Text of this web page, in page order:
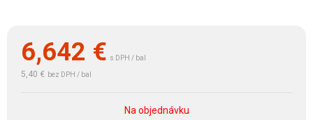
6,642 € s DPH / bal
5,40 € bez DPH / bal
Na objednávku